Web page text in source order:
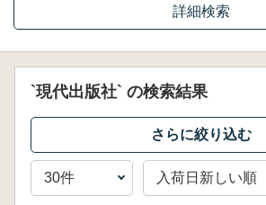
詳細検索
`現代出版社` の検索結果